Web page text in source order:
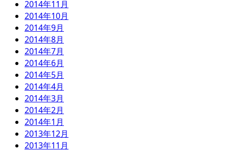
2014年11月
2014年10月
2014年9月
2014年8月
2014年7月
2014年6月
2014年5月
2014年4月
2014年3月
2014年2月
2014年1月
2013年12月
2013年11月